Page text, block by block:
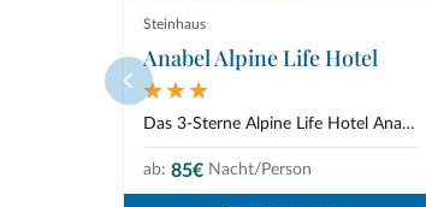
Steinhaus
Anabel Alpine Life Hotel
Das 3-Sterne Alpine Life Hotel Anabel befindet sich in Steinhaus im Ahrntal...
ab: 85€ Nacht/Person